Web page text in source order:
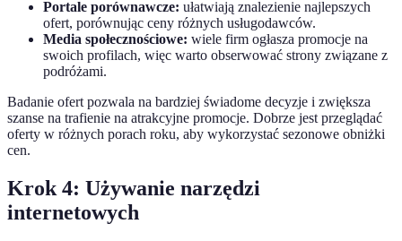
Portale porównawcze: ułatwiają znalezienie najlepszych
ofert, porównując ceny różnych usługodawców.
Media społecznościowe: wiele firm ogłasza promocje na
swoich profilach, więc warto obserwować strony związane z
podróżami.
Badanie ofert pozwala na bardziej świadome decyzje i zwiększa
szanse na trafienie na atrakcyjne promocje. Dobrze jest przeglądać
oferty w różnych porach roku, aby wykorzystać sezonowe obniżki
cen.
Krok 4: Używanie narzędzi
internetowych